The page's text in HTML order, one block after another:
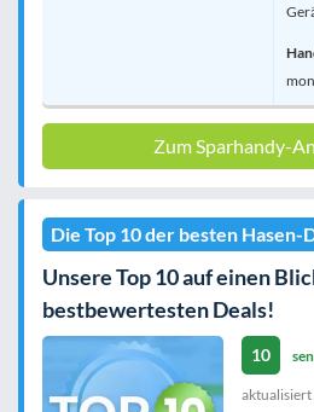
Zum Sparhandy-
Die Top 10 der besten Hasen-
Unsere Top 10 auf einen
bestbewertesten Deals!
10
aktualisiert